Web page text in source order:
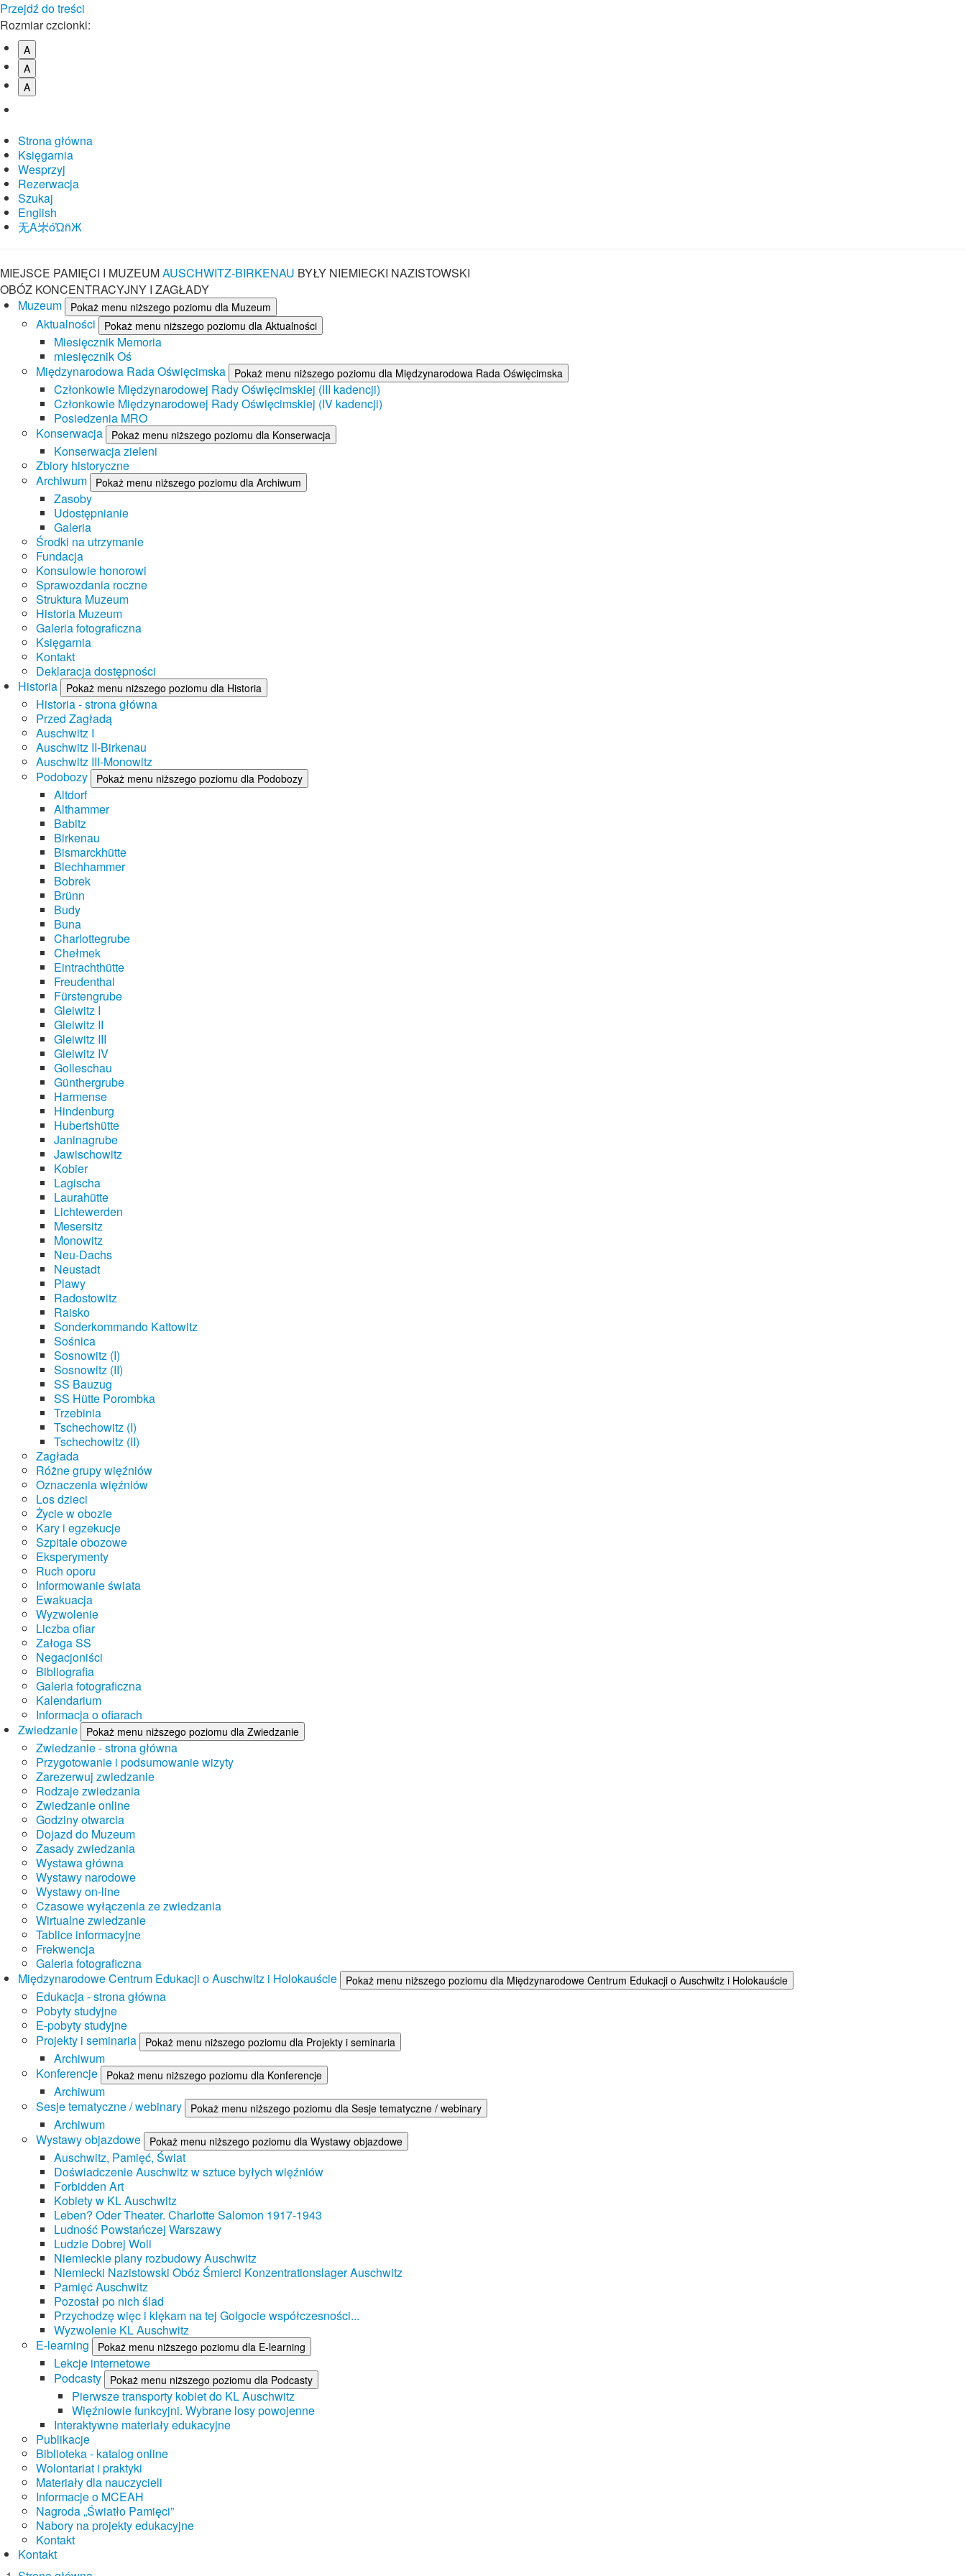
Przejdź do treści
Rozmiar czcionki:
A
A
A
Strona główna
Księgarnia
Wesprzyj
Rezerwacja
Szukaj
English
⽆A㞸óὨñЖ
MIEJSCE PAMIĘCI I MUZEUMAUSCHWITZ-BIRKENAU BYŁY NIEMIECKI NAZISTOWSKI
OBÓZ KONCENTRACYJNY I ZAGŁADY
Muzeum
Pokaż menu niższego poziomu dla Muzeum
Aktualności Pokaż menu niższego poziomu dla Aktualności
Miesięcznik Memoria
miesięcznik Oś
Międzynarodowa Rada Oświęcimska
Pokaż menu niższego poziomu dla Międzynarodowa Rada Oświęcimska
Członkowie Międzynarodowej Rady Oświęcimskiej (III kadencji)
Członkowie Międzynarodowej Rady Oświęcimskiej (IV kadencji)
Posiedzenia MRO
Konserwacja
Pokaż menu niższego poziomu dla Konserwacja
Konserwacja zieleni
Zbiory historyczne
Archiwum
Pokaż menu niższego poziomu dla Archiwum
Zasoby
Udostępnianie
Galeria
Środki na utrzymanie
Fundacja
Konsulowie honorowi
Sprawozdania roczne
Struktura Muzeum
Historia Muzeum
Galeria fotograficzna
Księgarnia
Kontakt
Deklaracja dostępności
Historia
Pokaż menu niższego poziomu dla Historia
Historia - strona główna
Przed Zagładą
Auschwitz I
Auschwitz II-Birkenau
Auschwitz III-Monowitz
Podobozy
Pokaż menu niższego poziomu dla Podobozy
Altdorf
Althammer
Babitz
Birkenau
Bismarckhütte
Blechhammer
Bobrek
Brünn
Budy
Buna
Charlottegrube
Chełmek
Eintrachthütte
Freudenthal
Fürstengrube
Gleiwitz I
Gleiwitz II
Gleiwitz III
Gleiwitz IV
Golleschau
Günthergrube
Harmense
Hindenburg
Hubertshütte
Janinagrube
Jawischowitz
Kobier
Lagischa
Laurahütte
Lichtewerden
Mesersitz
Monowitz
Neu-Dachs
Neustadt
Plawy
Radostowitz
Raisko
Sonderkommando Kattowitz
Sośnica
Sosnowitz (I)
Sosnowitz (II)
SS Bauzug
SS Hütte Porombka
Trzebinia
Tschechowitz (I)
Tschechowitz (II)
Zagłada
Różne grupy więźniów
Oznaczenia więźniów
Los dzieci
Życie w obozie
Kary i egzekucje
Szpitale obozowe
Eksperymenty
Ruch oporu
Informowanie świata
Ewakuacja
Wyzwolenie
Liczba ofiar
Załoga SS
Negacjoniści
Bibliografia
Galeria fotograficzna
Kalendarium
Informacja o ofiarach
Zwiedzanie
Pokaż menu niższego poziomu dla Zwiedzanie
Zwiedzanie - strona główna
Przygotowanie i podsumowanie wizyty
Zarezerwuj zwiedzanie
Rodzaje zwiedzania
Zwiedzanie online
Godziny otwarcia
Dojazd do Muzeum
Zasady zwiedzania
Wystawa główna
Wystawy narodowe
Wystawy on-line
Czasowe wyłączenia ze zwiedzania
Wirtualne zwiedzanie
Tablice informacyjne
Frekwencja
Galeria fotograficzna
Międzynarodowe Centrum Edukacji o Auschwitz i Holokauście
Pokaż menu niższego poziomu dla Międzynarodowe Centrum Edukacji o Auschwitz i Holokauście
Edukacja - strona główna
Pobyty studyjne
E-pobyty studyjne
Projekty i seminaria
Pokaż menu niższego poziomu dla Projekty i seminaria
Archiwum
Konferencje
Pokaż menu niższego poziomu dla Konferencje
Archiwum
Sesje tematyczne / webinary
Pokaż menu niższego poziomu dla Sesje tematyczne / webinary
Archiwum
Wystawy objazdowe
Pokaż menu niższego poziomu dla Wystawy objazdowe
Auschwitz, Pamięć, Świat
Doświadczenie Auschwitz w sztuce byłych więźniów
Forbidden Art
Kobiety w KL Auschwitz
Leben? Oder Theater. Charlotte Salomon 1917-1943
Ludność Powstańczej Warszawy
Ludzie Dobrej Woli
Niemieckie plany rozbudowy Auschwitz
Niemiecki Nazistowski Obóz Śmierci Konzentrationslager Auschwitz
Pamięć Auschwitz
Pozostał po nich ślad
Przychodzę więc i klękam na tej Golgocie współczesności...
Wyzwolenie KL Auschwitz
E-learning
Pokaż menu niższego poziomu dla E-learning
Lekcje internetowe
Podcasty
Pokaż menu niższego poziomu dla Podcasty
Pierwsze transporty kobiet do KL Auschwitz
Więźniowie funkcyjni. Wybrane losy powojenne
Interaktywne materiały edukacyjne
Publikacje
Biblioteka - katalog online
Wolontariat i praktyki
Materiały dla nauczycieli
Informacje o MCEAH
Nagroda „Światło Pamięci”
Nabory na projekty edukacyjne
Kontakt
Kontakt